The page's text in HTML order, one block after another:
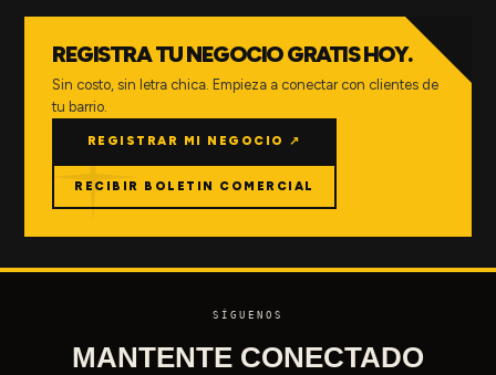
REGISTRA TU NEGOCIO GRATIS HOY.
Sin costo, sin letra chica. Empieza a conectar con clientes de
tu barrio.
REGISTRAR MI NEGOCIO ↗
RECIBIR BOLETIN COMERCIAL
SÍGUENOS
MANTENTE CONECTADO